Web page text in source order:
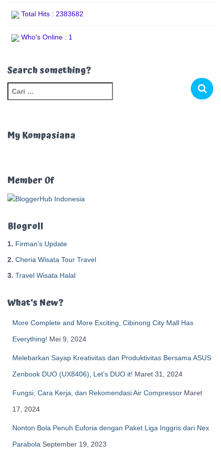
Total Hits : 2383682
Who's Online : 1
Search something?
a
u
k
:
My Kompasiana
Member Of
Blogroll
1. Firman’s Update
2. Cheria Wisata Tour Travel
3. Travel Wisata Halal
What’s New?
More Complete and More Exciting, Cibinong City Mall Has
Everything! Mei 9, 2024
Melebarkan Sayap Kreativitas dan Produktivitas Bersama ASUS
Zenbook DUO (UX8406), Let’s DUO it! Maret 31, 2024
Fungsi, Cara Kerja, dan Rekomendasi Air Compressor Maret
17, 2024
Nonton Bola Penuh Euforia dengan Paket Liga Inggris dari Nex
Parabola September 19, 2023